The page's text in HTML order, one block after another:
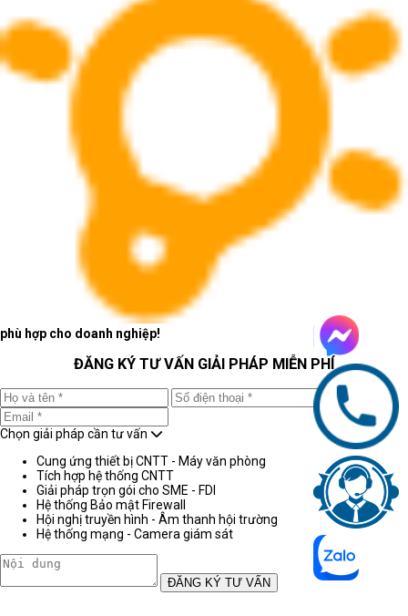
phù hợp cho doanh nghiệp!
ĐĂNG KÝ TƯ VẤN GIẢI PHÁP MIỄN PHÍ
Chọn giải pháp cần tư vấn
Cung ứng thiết bị CNTT - Máy văn phòng
Tích hợp hệ thống CNTT
Giải pháp trọn gói cho SME - FDI
Hệ thống Bảo mật Firewall
Hội nghị truyền hình - Âm thanh hội trường
Hệ thống mạng - Camera giám sát
ĐĂNG KÝ TƯ VẤN